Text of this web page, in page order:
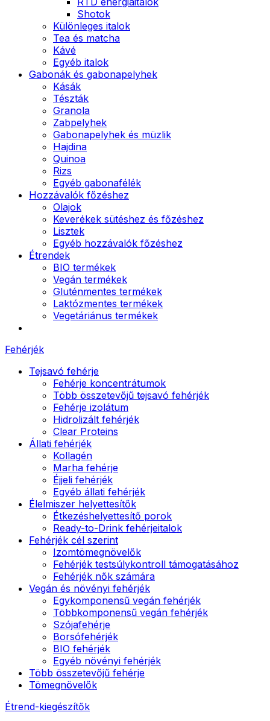
Shotok
Különleges italok
Tea és matcha
Kávé
Egyéb italok
Gabonák és gabonapelyhek
Kásák
Tészták
Granola
Zabpelyhek
Gabonapelyhek és müzlik
Hajdina
Quinoa
Rizs
Egyéb gabonafélék
Hozzávalók főzéshez
Olajok
Keverékek sütéshez és főzéshez
Lisztek
Egyéb hozzávalók főzéshez
Étrendek
BIO termékek
Vegán termékek
Gluténmentes termékek
Laktózmentes termékek
Vegetáriánus termékek
Fehérjék
Tejsavó fehérje
Fehérje koncentrátumok
Több összetevőjű tejsavó fehérjék
Fehérje izolátum
Hidrolizált fehérjék
Clear Proteins
Állati fehérjék
Kollagén
Marha fehérje
Éjjeli fehérjék
Egyéb állati fehérjék
Élelmiszer helyettesítők
Étkezéshelyettesítő porok
Ready-to-Drink fehérjeitalok
Fehérjék cél szerint
Izomtömegnövelők
Fehérjék testsúlykontroll támogatásához
Fehérjék nők számára
Vegán és növényi fehérjék
Egykomponensű vegán fehérjék
Többkomponensű vegán fehérjék
Szójafehérje
Borsófehérjék
BIO fehérjék
Egyéb növényi fehérjék
Több összetevőjű fehérje
Tömegnövelők
Étrend-kiegészítők